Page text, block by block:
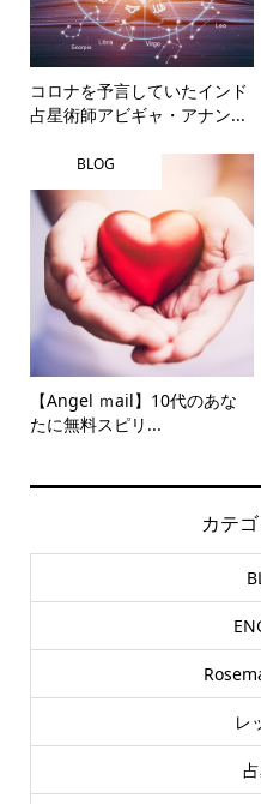
コロナを予言していたインド
占星術師アビギャ・アナン...
BLOG
【Angel ｍail】10代のあな
たに無料スピリ...
カテ
レ